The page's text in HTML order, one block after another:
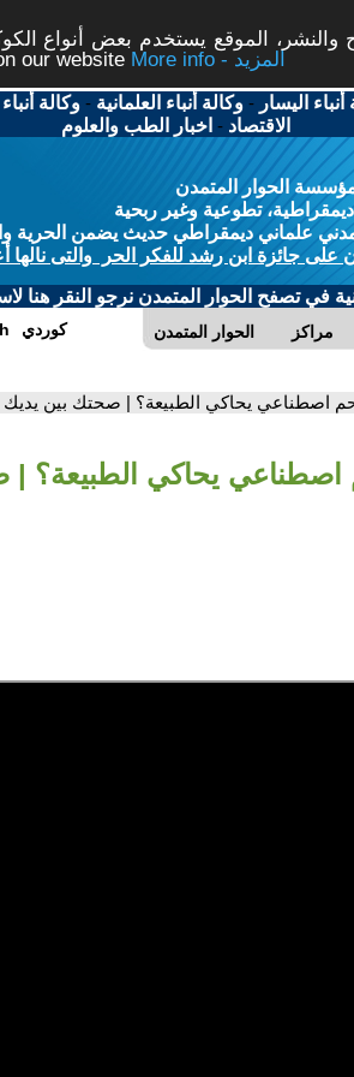
الموقع يستخدم بعض أنواع
our website
More info - المزيد
أنباء اليسار -وكالة أنباء العلمانية -وكالة
الاقتصاد - اخبار الطب والعلوم
الحوار المتمدن
تطوعية وغير ربحية
علماني ديمقراطي حديث يضمن الحرية
على جائزة ابن رشد للفكر الحر والتى نالها
في تصفح الحوار المتمدن نرجو النقر هنا
الحوار المتمدن مراكز كوردي
اصطناعي يحاكي الطبيعة؟ | صحتك بين يديك
يحاكي الطبيعة؟ |